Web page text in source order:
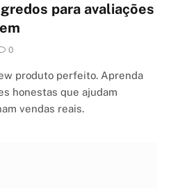
para avaliações
0
produto perfeito. Aprenda
honestas que ajudam
vendas reais.